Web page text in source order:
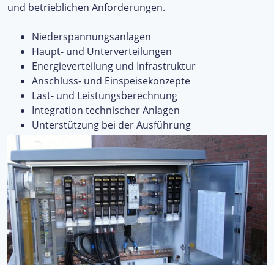
und betrieblichen Anforderungen.
Niederspannungsanlagen
Haupt- und Unterverteilungen
Energieverteilung und Infrastruktur
Anschluss- und Einspeisekonzepte
Last- und Leistungsberechnung
Integration technischer Anlagen
Unterstützung bei der Ausführung